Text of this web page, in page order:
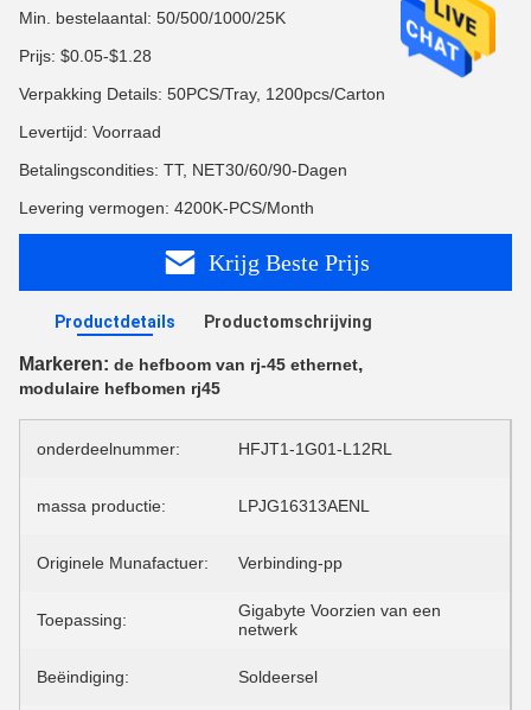
Min. bestelaantal: 50/500/1000/25K
Prijs: $0.05-$1.28
Verpakking Details: 50PCS/Tray, 1200pcs/Carton
Levertijd: Voorraad
Betalingscondities: TT, NET30/60/90-Dagen
Levering vermogen: 4200K-PCS/Month
Krijg Beste Prijs
Productdetails Productomschrijving
Markeren: de hefboom van rj-45 ethernet,
modulaire hefbomen rj45
onderdeelnummer: HFJT1-1G01-L12RL
massa productie: LPJG16313AENL
Originele Munafactuer: Verbinding-pp
Toepassing:
Gigabyte Voorzien van een
netwerk
Beëindiging: Soldeersel